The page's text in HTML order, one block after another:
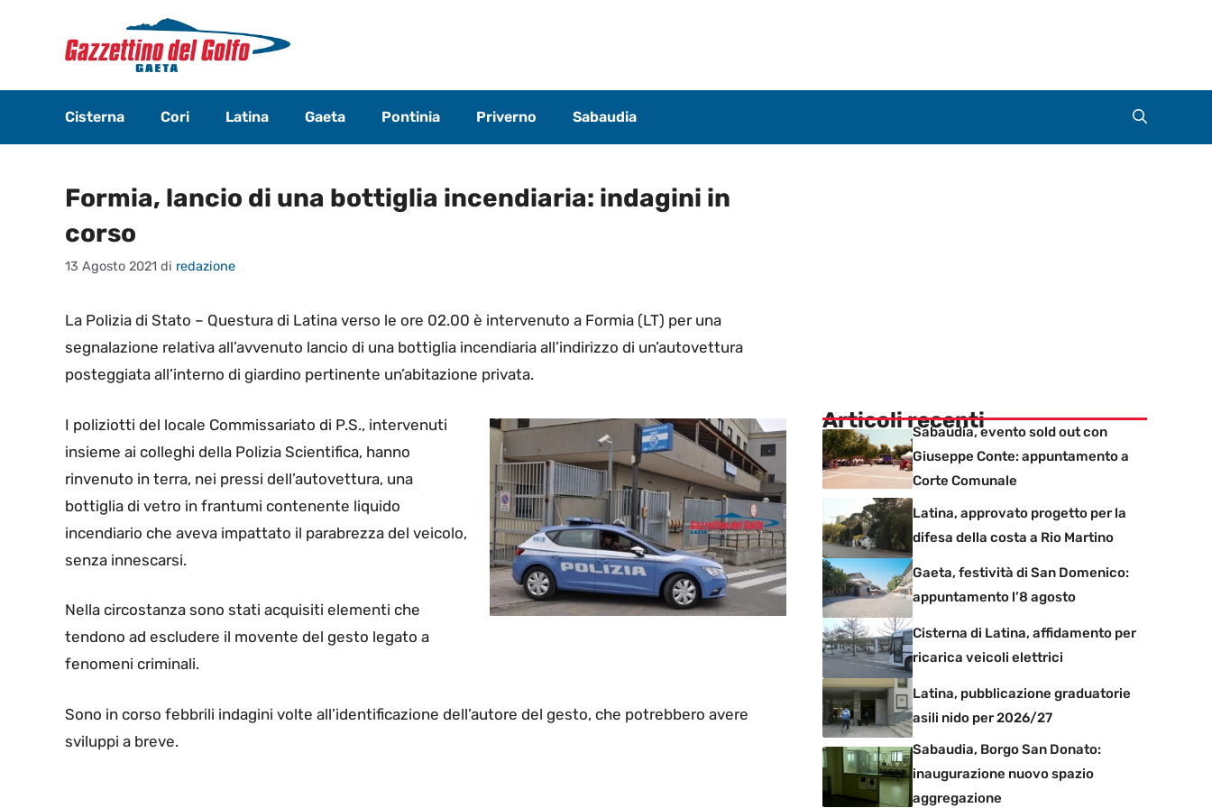
contenuto
Cisterna Cori Latina Gaeta Pontinia Priverno Sabaudia
Formia, lancio di una bottiglia incendiaria: indagini in
corso
13 Agosto 2021 di redazione
La Polizia di Stato – Questura di Latina verso le ore 02.00 è intervenuto a Formia (LT) per una
segnalazione relativa all’avvenuto lancio di una bottiglia incendiaria all’indirizzo di un’autovettura
posteggiata all’interno di giardino pertinente un’abitazione privata.
I poliziotti del locale Commissariato di P.S., intervenuti
insieme ai colleghi della Polizia Scientifica, hanno
rinvenuto in terra, nei pressi dell’autovettura, una
bottiglia di vetro in frantumi contenente liquido
incendiario che aveva impattato il parabrezza del veicolo,
senza innescarsi.
Nella circostanza sono stati acquisiti elementi che
tendono ad escludere il movente del gesto legato a
fenomeni criminali.
Sono in corso febbrili indagini volte all’identificazione dell’autore del gesto, che potrebbero avere
sviluppi a breve.
Articoli recentiSabaudia, evento sold out con
Giuseppe Conte: appuntamento a
Corte Comunale
Latina, approvato progetto per la
difesa della costa a Rio Martino
Gaeta, festività di San Domenico:
appuntamento l’8 agosto
Cisterna di Latina, affidamento per
ricarica veicoli elettrici
Latina, pubblicazione graduatorie
asili nido per 2026/27
Sabaudia, Borgo San Donato:
inaugurazione nuovo spazio
aggregazione